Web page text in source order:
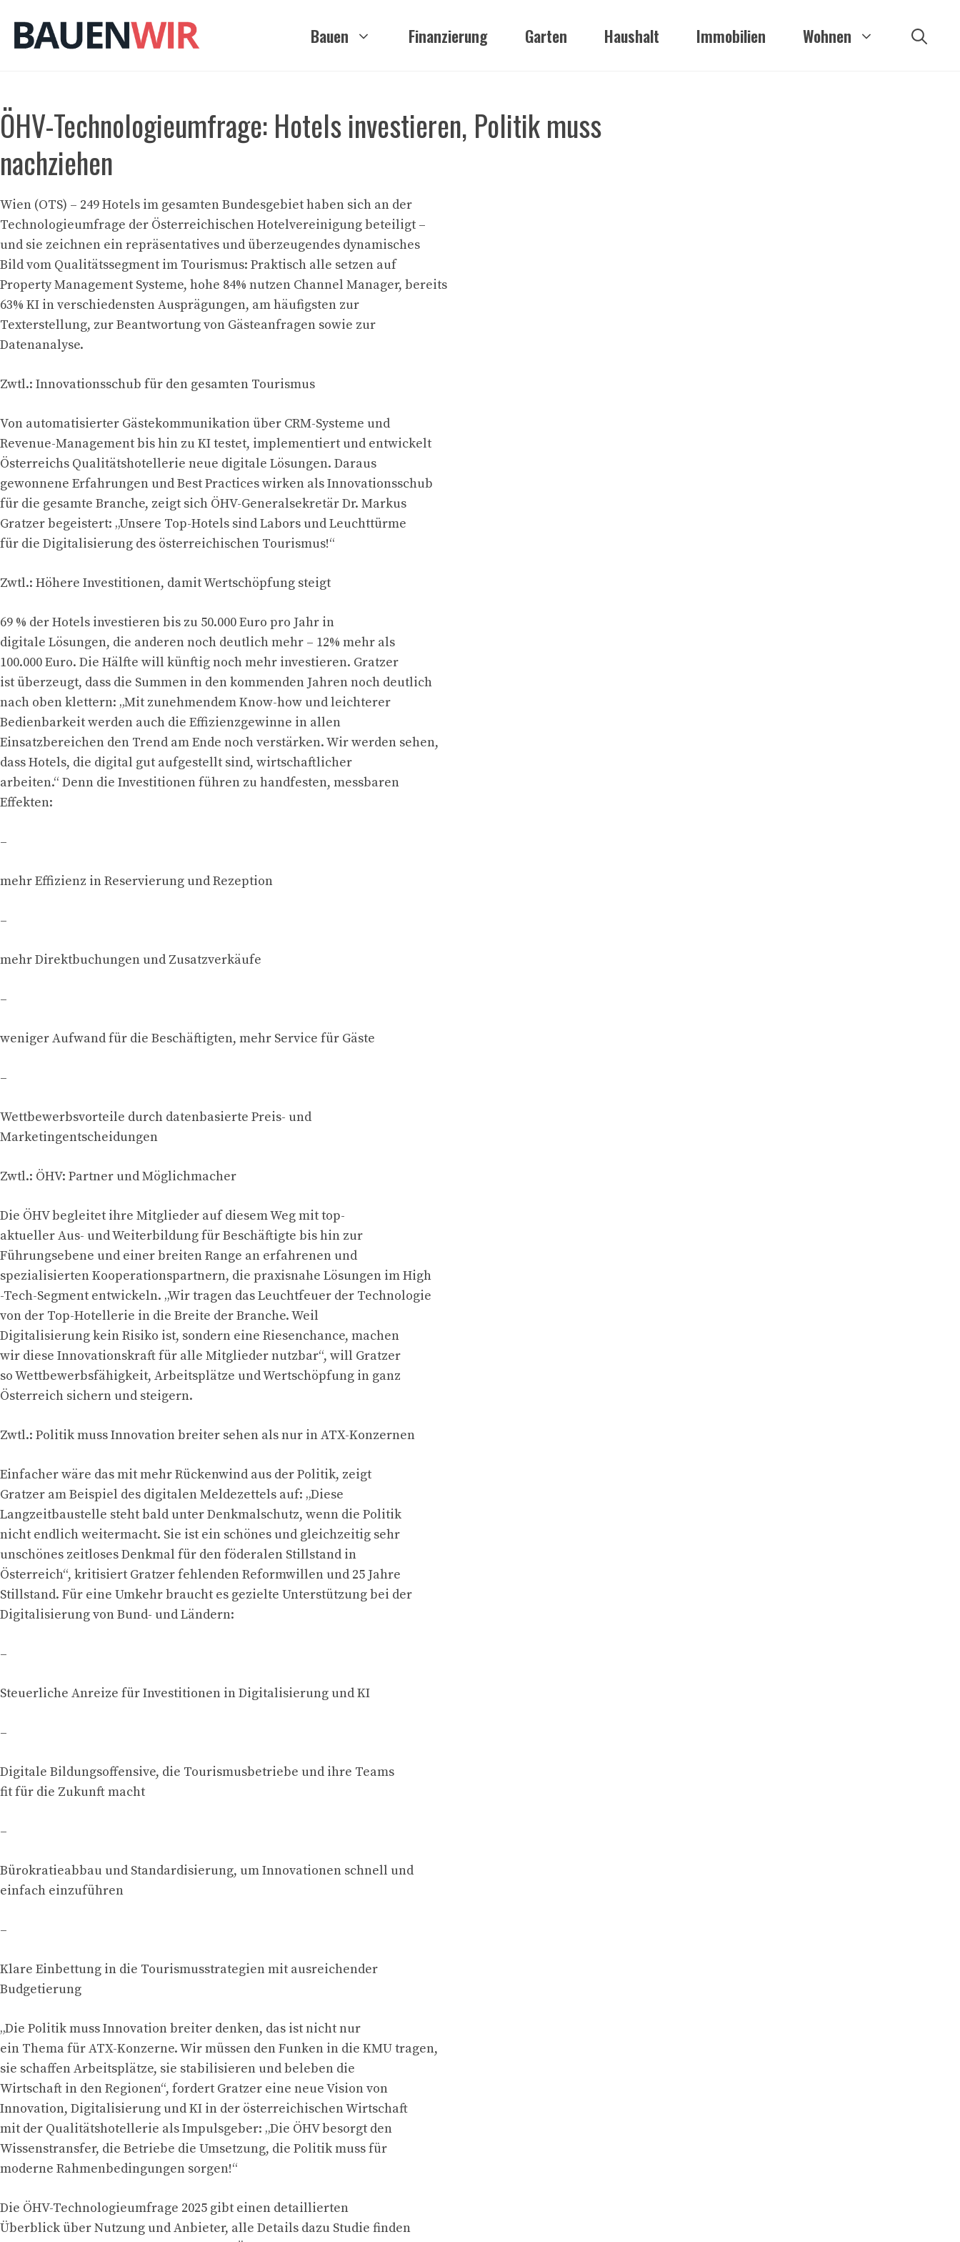
Inhalt
springen
Bauen Finanzierung Garten Haushalt Immobilien Wohnen
ÖHV-Technologieumfrage: Hotels investieren, Politik muss
nachziehen
Wien (OTS) – 249 Hotels im gesamten Bundesgebiet haben sich an der
Technologieumfrage der Österreichischen Hotelvereinigung beteiligt –
und sie zeichnen ein repräsentatives und überzeugendes dynamisches
Bild vom Qualitätssegment im Tourismus: Praktisch alle setzen auf
Property Management Systeme, hohe 84% nutzen Channel Manager, bereits
63% KI in verschiedensten Ausprägungen, am häufigsten zur
Texterstellung, zur Beantwortung von Gästeanfragen sowie zur
Datenanalyse.
Zwtl.: Innovationsschub für den gesamten Tourismus
Von automatisierter Gästekommunikation über CRM-Systeme und
Revenue-Management bis hin zu KI testet, implementiert und entwickelt
Österreichs Qualitätshotellerie neue digitale Lösungen. Daraus
gewonnene Erfahrungen und Best Practices wirken als Innovationsschub
für die gesamte Branche, zeigt sich ÖHV-Generalsekretär Dr. Markus
Gratzer begeistert: „Unsere Top-Hotels sind Labors und Leuchttürme
für die Digitalisierung des österreichischen Tourismus!“
Zwtl.: Höhere Investitionen, damit Wertschöpfung steigt
69 % der Hotels investieren bis zu 50.000 Euro pro Jahr in
digitale Lösungen, die anderen noch deutlich mehr – 12% mehr als
100.000 Euro. Die Hälfte will künftig noch mehr investieren. Gratzer
ist überzeugt, dass die Summen in den kommenden Jahren noch deutlich
nach oben klettern: „Mit zunehmendem Know-how und leichterer
Bedienbarkeit werden auch die Effizienzgewinne in allen
Einsatzbereichen den Trend am Ende noch verstärken. Wir werden sehen,
dass Hotels, die digital gut aufgestellt sind, wirtschaftlicher
arbeiten.“ Denn die Investitionen führen zu handfesten, messbaren
Effekten:
–
mehr Effizienz in Reservierung und Rezeption
–
mehr Direktbuchungen und Zusatzverkäufe
–
weniger Aufwand für die Beschäftigten, mehr Service für Gäste
–
Wettbewerbsvorteile durch datenbasierte Preis- und
Marketingentscheidungen
Zwtl.: ÖHV: Partner und Möglichmacher
Die ÖHV begleitet ihre Mitglieder auf diesem Weg mit top-
aktueller Aus- und Weiterbildung für Beschäftigte bis hin zur
Führungsebene und einer breiten Range an erfahrenen und
spezialisierten Kooperationspartnern, die praxisnahe Lösungen im High
-Tech-Segment entwickeln. „Wir tragen das Leuchtfeuer der Technologie
von der Top-Hotellerie in die Breite der Branche. Weil
Digitalisierung kein Risiko ist, sondern eine Riesenchance, machen
wir diese Innovationskraft für alle Mitglieder nutzbar“, will Gratzer
so Wettbewerbsfähigkeit, Arbeitsplätze und Wertschöpfung in ganz
Österreich sichern und steigern.
Zwtl.: Politik muss Innovation breiter sehen als nur in ATX-Konzernen
Einfacher wäre das mit mehr Rückenwind aus der Politik, zeigt
Gratzer am Beispiel des digitalen Meldezettels auf: „Diese
Langzeitbaustelle steht bald unter Denkmalschutz, wenn die Politik
nicht endlich weitermacht. Sie ist ein schönes und gleichzeitig sehr
unschönes zeitloses Denkmal für den föderalen Stillstand in
Österreich“, kritisiert Gratzer fehlenden Reformwillen und 25 Jahre
Stillstand. Für eine Umkehr braucht es gezielte Unterstützung bei der
Digitalisierung von Bund- und Ländern:
–
Steuerliche Anreize für Investitionen in Digitalisierung und KI
–
Digitale Bildungsoffensive, die Tourismusbetriebe und ihre Teams
fit für die Zukunft macht
–
Bürokratieabbau und Standardisierung, um Innovationen schnell und
einfach einzuführen
–
Klare Einbettung in die Tourismusstrategien mit ausreichender
Budgetierung
„Die Politik muss Innovation breiter denken, das ist nicht nur
ein Thema für ATX-Konzerne. Wir müssen den Funken in die KMU tragen,
sie schaffen Arbeitsplätze, sie stabilisieren und beleben die
Wirtschaft in den Regionen“, fordert Gratzer eine neue Vision von
Innovation, Digitalisierung und KI in der österreichischen Wirtschaft
mit der Qualitätshotellerie als Impulsgeber: „Die ÖHV besorgt den
Wissenstransfer, die Betriebe die Umsetzung, die Politik muss für
moderne Rahmenbedingungen sorgen!“
Die ÖHV-Technologieumfrage 2025 gibt einen detaillierten
Überblick über Nutzung und Anbieter, alle Details dazu Studie finden